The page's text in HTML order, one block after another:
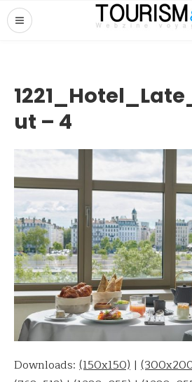
ut – 4
Downloads: (150x150) |